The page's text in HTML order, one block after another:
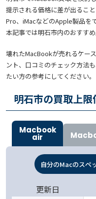
提示される価格に差が出るこ
Pro、iMacなどのApple製品を
本記事では明石市内のおすすめ
壊れたMacBookが売れるケー
ント、口コミのチェック方法
たい方の参考にしてください。
明石市の買取上
Macbook
air
自分のMacのスペ
更新日